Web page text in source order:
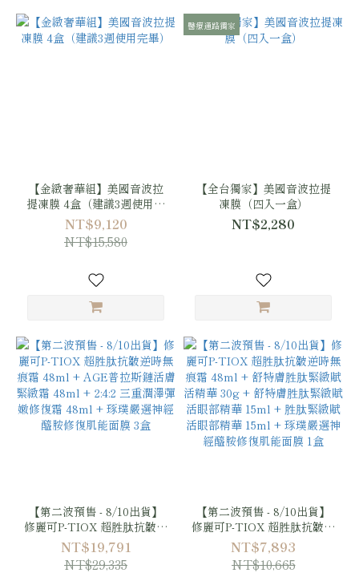
【金緻奢華組】美國音波拉
提凍膜 4盒（建議3週使用完
畢）
NT$9,120
NT$15,580
醫療通路獨家
【全台獨家】美國音波拉提
凍膜（四入一盒）
NT$2,280
【第二波預售 - 8/10出貨】
修麗可P-TIOX 超胜肽抗皺逆
時無痕霜 48ml + AGE普拉
斯鏈活膚緊緻霜 48ml +
2:4:2 三重潤澤彈嫩修復霜
NT$19,791
NT$29,335
【第二波預售 - 8/10出貨】
修麗可P-TIOX 超胜肽抗皺逆
時無痕霜 48ml + 舒特膚胜
肽緊緻賦活精華 30g + 舒特
膚胜肽緊緻賦活眼部精華
NT$7,893
NT$10,665